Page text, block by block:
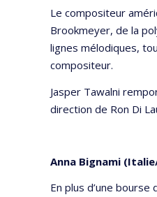
Le compositeur
Brookmeyer, de la
lignes mélodiques,
compositeur.
Jasper Tawalni
direction de Ron Di
Anna Bignami
En plus d’une